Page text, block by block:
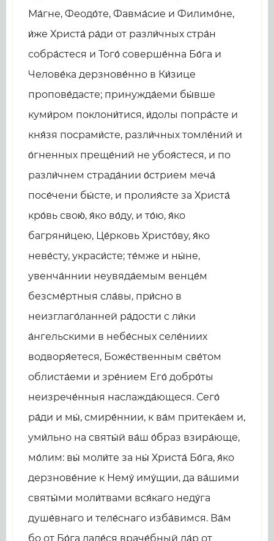
Ма́гне, Феодо́те, Фавма́сие и Филимо́не,
и́же Христа́ ра́ди от разли́чных стра́н
собра́стеся и Того́ соверше́нна Бо́га и
Челове́ка дерзнове́нно в Ки́зице
пропове́дасте; принужда́еми бы́вше
куми́ром поклони́тися, и́долы попра́сте и
кня́зя посрами́сте, разли́чных томле́ний и
о́гненных преще́ний не убоя́стеся, и по
разли́чнем страда́нии о́стрием меча́
посе́чени бы́сте, и пролия́сте за Христа́
кро́вь свою́, я́ко во́ду, и то́ю, я́ко
багряни́цею, Це́рковь Христо́ву, я́ко
неве́сту, украси́сте; те́мже и ны́не,
увенча́ннии неувяда́емым венце́м
безсме́ртныя сла́вы, при́сно в
неизглаго́ланней ра́дости с ли́ки
а́нгельскими в небе́сных селе́ниих
водворя́етеся, Боже́ственным све́том
облиста́еми и зре́нием Его́ добро́ты
неизрече́нныя наслажда́ющеся. Сего́
ра́ди и мы́, смире́ннии, к ва́м притека́ем и,
уми́льно на святы́й ва́ш о́браз взира́юще,
мо́лим: вы́ моли́те за ны́ Христа́ Бо́га, я́ко
дерзнове́ние к Нему́ иму́щии, да ва́шими
святы́ми моли́твами вся́каго неду́га
душе́внаго и теле́снаго изба́вимся. Ва́м
бо от Бо́га даде́ся враче́бный да́р от